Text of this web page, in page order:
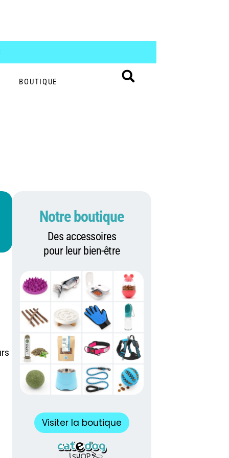
BOUTIQUE
Notre boutique
Des accessoires
pour leur bien-être
Visiter la boutique